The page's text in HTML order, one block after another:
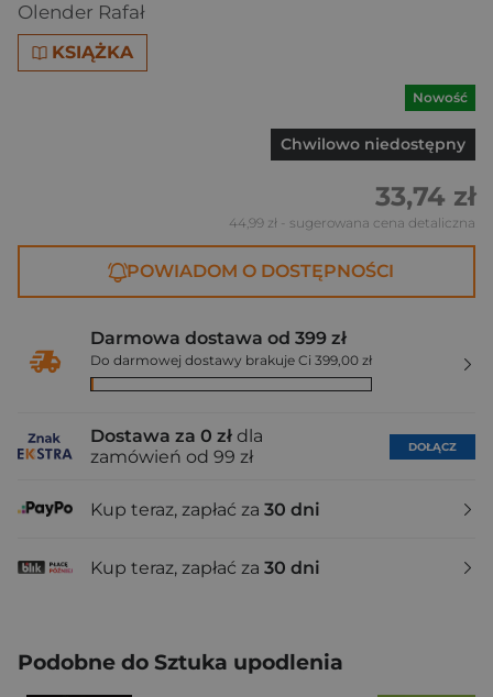
Olender Rafał
KSIĄŻKA
Nowość
Chwilowo niedostępny
33,74 zł
44,99 zł - sugerowana cena detaliczna
POWIADOM O DOSTĘPNOŚCI
Darmowa dostawa od 399 zł
Do darmowej dostawy brakuje Ci 399,00 zł
Dostawa za 0 zł dla
zamówień od 99 zł
DOŁĄCZ
Kup teraz, zapłać za 30 dni
Kup teraz, zapłać za 30 dni
Podobne do Sztuka upodlenia